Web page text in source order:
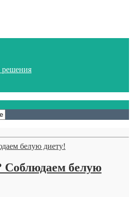
решения
Соблюдаем белую